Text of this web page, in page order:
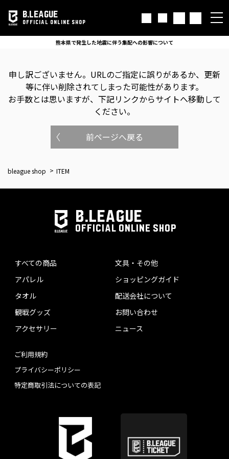
B.LEAGUE
OFFICIAL ONLINE SHOP
熊本県で発生した地震に伴う集配への影響について
申し訳ございません。 URLのご指定に誤りがあるか、更新
等に伴い削除されてしまった可能性があります。
お手数とは思いますが、下記リンクからサイトへ移動して
ください。
前ページへ戻る
bleague shop ITEM
B.LEAGUE
OFFICIAL ONLINE SHOP
すべての商品
アパレル
タオル
観戦グッズ
アクセサリー
文具・その他
ショッピングガイド
配送会社について
お問い合わせ
ニュース
ご利用規約
プライバシーポリシー
特定商取引法についての表記